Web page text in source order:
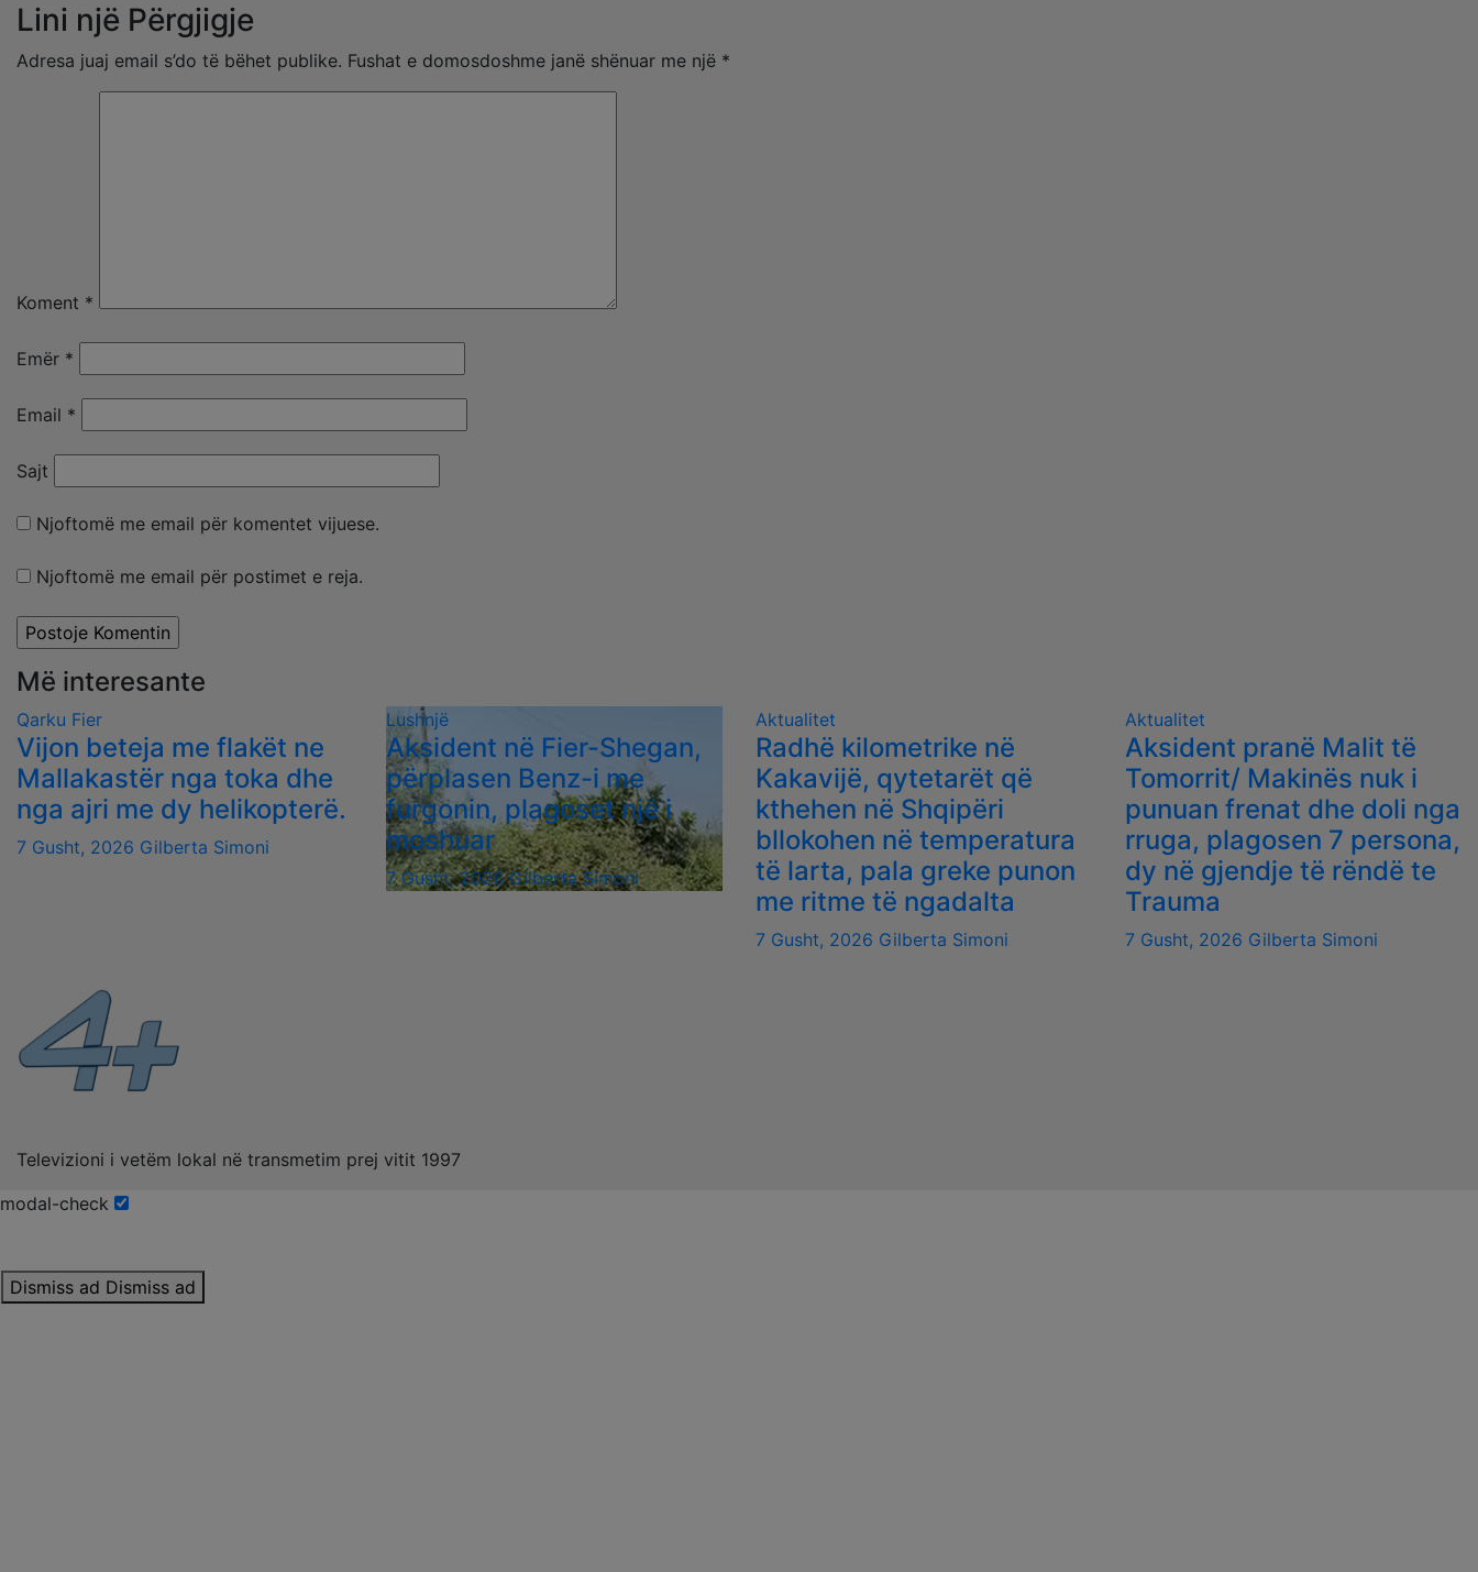
Lini një Përgjigje
Adresa juaj email s’do të bëhet publike. Fushat e domosdoshme janë shënuar me një *
Koment *
Emër *
Email *
Sajt
Njoftomë me email për komentet vijuese.
Njoftomë me email për postimet e reja.
Më interesante
Qarku Fier
Vijon beteja me flakët ne
Mallakastër nga toka dhe
nga ajri me dy helikopterë.
7 Gusht, 2026 Gilberta Simoni
Lushnjë
Aksident në Fier-Shegan,
përplasen Benz-i me
furgonin, plagoset një i
moshuar
7 Gusht, 2026Gilberta Simoni
Aktualitet
Radhë kilometrike në
Kakavijë, qytetarët që
kthehen në Shqipëri
bllokohen në temperatura
të larta, pala greke punon
me ritme të ngadalta
7 Gusht, 2026 Gilberta Simoni
Aktualitet
Aksident pranë Malit të
Tomorrit/ Makinës nuk i
punuan frenat dhe doli nga
rruga, plagosen 7 persona,
dy në gjendje të rëndë te
Trauma
7 Gusht, 2026 Gilberta Simoni
Televizioni i vetëm lokal në transmetim prej vitit 1997
modal-check
Dismiss ad Dismiss ad